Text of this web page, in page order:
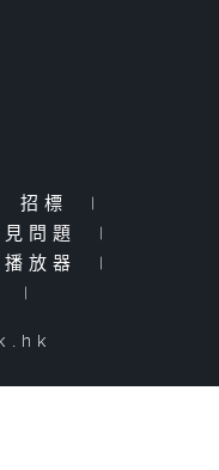
招標
|
見問題
|
播放器
|
|